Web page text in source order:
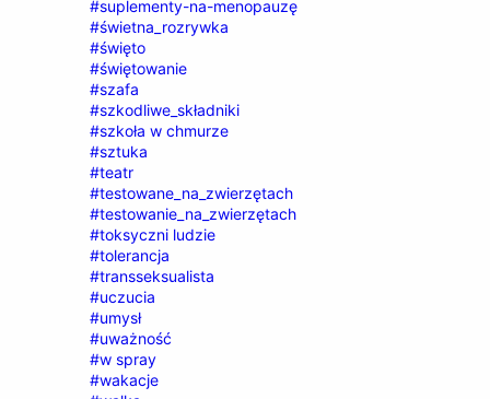
#suplementy-na-menopauzę
#świetna_rozrywka
#święto
#świętowanie
#szafa
#szkodliwe_składniki
#szkoła w chmurze
#sztuka
#teatr
#testowane_na_zwierzętach
#testowanie_na_zwierzętach
#toksyczni ludzie
#tolerancja
#transseksualista
#uczucia
#umysł
#uważność
#w spray
#wakacje